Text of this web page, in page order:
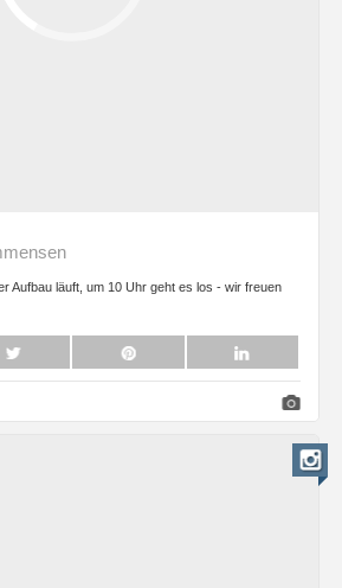
Aufbau läuft, um 10 Uhr geht es los - wir freuen